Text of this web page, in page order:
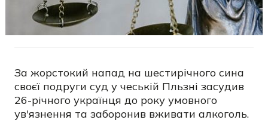
За жорстокий напад на шестирічного сина
своєї подруги суд у чеській Пльзні засудив
26-річного українця до року умовного
ув'язнення та заборонив вживати алкоголь.